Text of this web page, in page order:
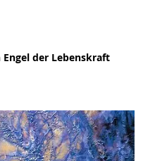
der Lebenskraft